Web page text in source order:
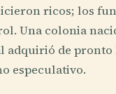
ricos; los
Una colonia
adquirió de pronto
especulativo.